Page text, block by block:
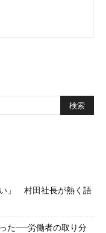
」 村田社長が熱く語
た──労働者の取り分